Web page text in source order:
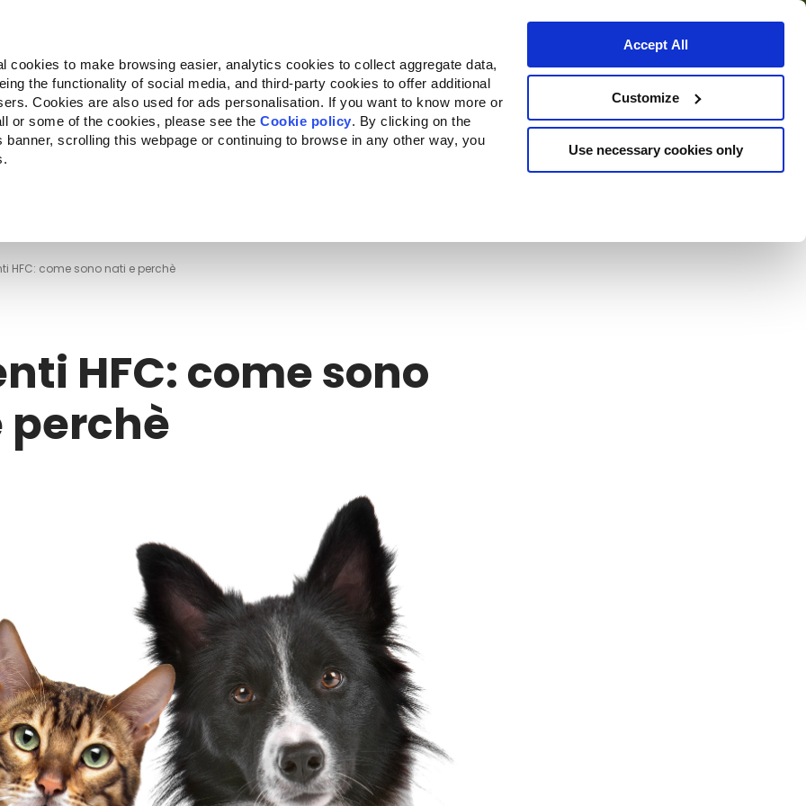
cookies to make browsing easier, analytics cookies to collect aggregate data,
the functionality of social media, and third-party cookies to offer additional
Cookies are also used for ads personalisation. If you want to know more or
or some of the cookies, please see theCookie policy. By clicking on the
scrolling this webpage or continuing to browse in any other way, you
Accept All
Customize
Use necessary cookies only
Companion for Life Bando Companion for Life Chi siamo Dove acquistare
to your location.
HFC: come sono nati e perchè
HFC: come sono
perchè